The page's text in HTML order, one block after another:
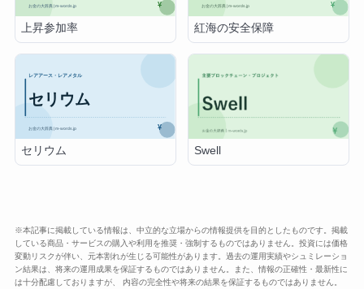
上昇参加率 紅海の安全保障
セリウム Swell
※本記事に掲載している情報は、中立的な立場からの情報提供を目的としたものです。掲載
している商品・サービスの購入や利用を推奨・強制するものではありません。投資には価格
変動リスクが伴い、元本割れが生じる可能性があります。過去の運用実績やシュミレーショ
ン結果は、将来の運用成果を保証するものではありません。また、情報の正確性・最新性に
は十分配慮しておりますが、 内容の完全性や将来の結果を保証するものではありません。